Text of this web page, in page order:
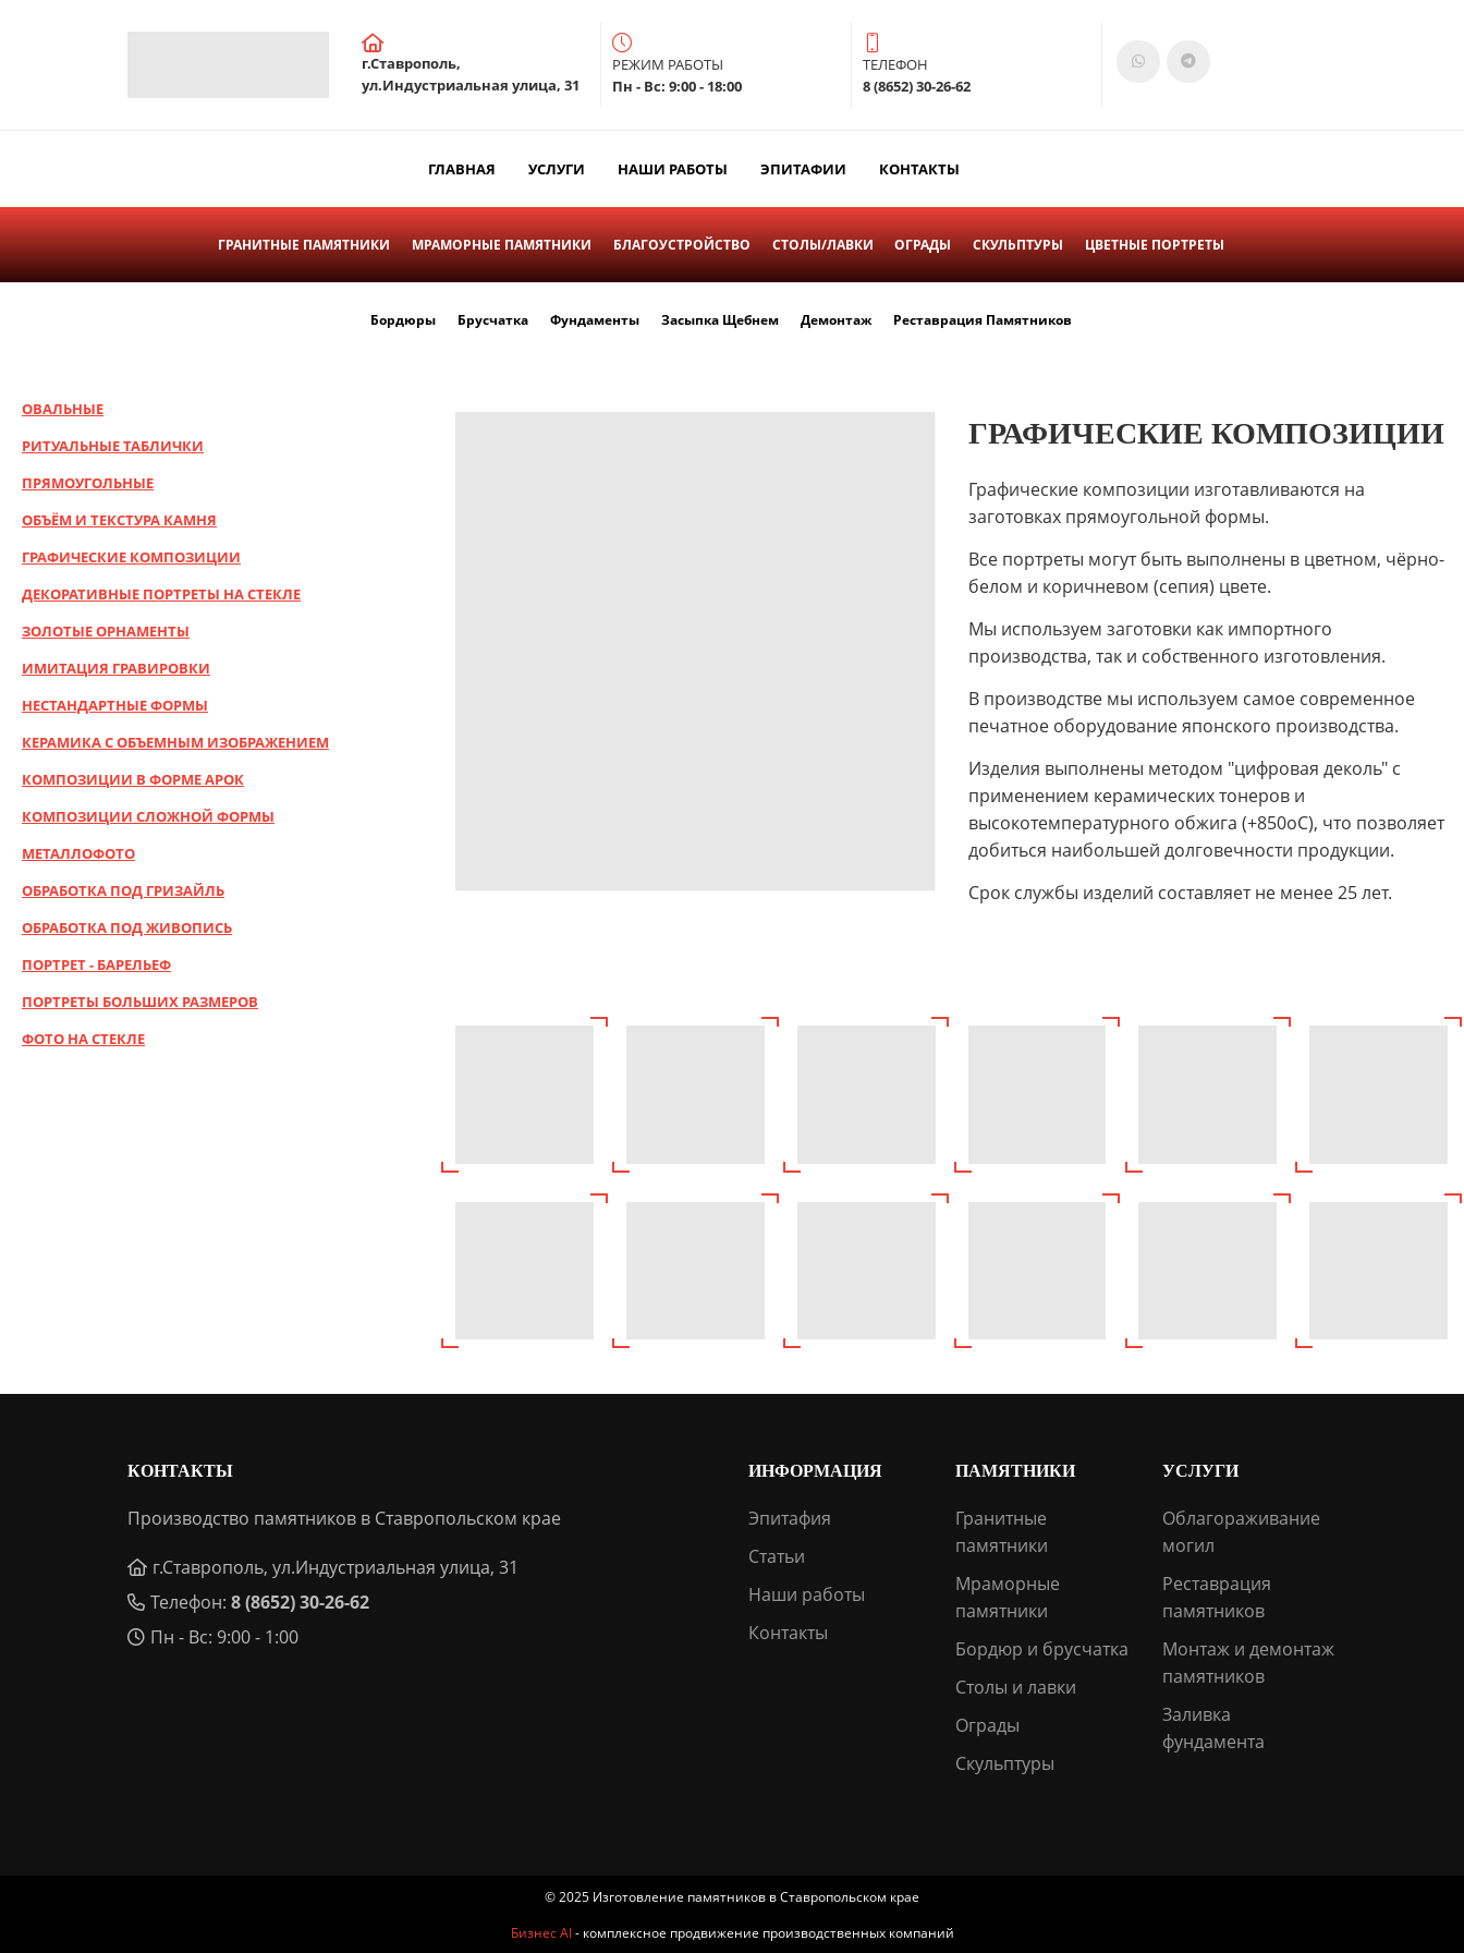
г.Ставрополь,
ул.Индустриальная улица, 31
РЕЖИМ РАБОТЫ
Пн - Вс: 9:00 - 18:00
ТЕЛЕФОН
8 (8652) 30-26-62
ГЛАВНАЯ УСЛУГИ НАШИ РАБОТЫ ЭПИТАФИИ КОНТАКТЫ
ГРАНИТНЫЕ ПАМЯТНИКИ МРАМОРНЫЕ ПАМЯТНИКИ БЛАГОУСТРОЙСТВО СТОЛЫ/ЛАВКИ ОГРАДЫ СКУЛЬПТУРЫ ЦВЕТНЫЕ ПОРТРЕТЫ
Бордюры Брусчатка Фундаменты Засыпка Щебнем Демонтаж Реставрация Памятников
ОВАЛЬНЫЕ
РИТУАЛЬНЫЕ ТАБЛИЧКИ
ПРЯМОУГОЛЬНЫЕ
ОБЪЁМ И ТЕКСТУРА КАМНЯ
ГРАФИЧЕСКИЕ КОМПОЗИЦИИ
ДЕКОРАТИВНЫЕ ПОРТРЕТЫ НА СТЕКЛЕ
ЗОЛОТЫЕ ОРНАМЕНТЫ
ИМИТАЦИЯ ГРАВИРОВКИ
НЕСТАНДАРТНЫЕ ФОРМЫ
КЕРАМИКА С ОБЪЕМНЫМ ИЗОБРАЖЕНИЕМ
КОМПОЗИЦИИ В ФОРМЕ АРОК
КОМПОЗИЦИИ СЛОЖНОЙ ФОРМЫ
МЕТАЛЛОФОТО
ОБРАБОТКА ПОД ГРИЗАЙЛЬ
ОБРАБОТКА ПОД ЖИВОПИСЬ
ПОРТРЕТ - БАРЕЛЬЕФ
ПОРТРЕТЫ БОЛЬШИХ РАЗМЕРОВ
ФОТО НА СТЕКЛЕ
ГРАФИЧЕСКИЕ КОМПОЗИЦИИ
Графические композиции изготавливаются на
заготовках прямоугольной формы.
Все портреты могут быть выполнены в цветном, чёрно-
белом и коричневом (сепия) цвете.
Мы используем заготовки как импортного
производства, так и собственного изготовления.
В производстве мы используем самое современное
печатное оборудование японского производства.
Изделия выполнены методом "цифровая деколь" с
применением керамических тонеров и
высокотемпературного обжига (+850oС), что позволяет
добиться наибольшей долговечности продукции.
Срок службы изделий составляет не менее 25 лет.
КОНТАКТЫ
Производство памятников в Ставропольском крае
г.Ставрополь, ул.Индустриальная улица, 31
Телефон: 8 (8652) 30-26-62
Пн - Вс: 9:00 - 1:00
ИНФОРМАЦИЯ
Эпитафия
Статьи
Наши работы
Контакты
ПАМЯТНИКИ
Гранитные
памятники
Мраморные
памятники
Бордюр и брусчатка
Столы и лавки
Ограды
Скульптуры
УСЛУГИ
Облагораживание
могил
Реставрация
памятников
Монтаж и демонтаж
памятников
Заливка
фундамента
© 2025 Изготовление памятников в Ставропольском крае
Бизнес AI- комплексное продвижение производственных компаний